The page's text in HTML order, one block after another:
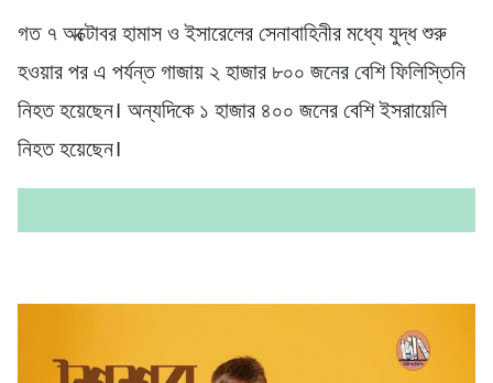
গত ৭ অক্টোবর হামাস ও ইসারেলের সেনাবাহিনীর মধ্যে যুদ্ধ শুরু
হওয়ার পর এ পর্যন্ত গাজায় ২ হাজার ৮০০ জনের বেশি ফিলিস্তিনি
নিহত হয়েছেন। অন্যদিকে ১ হাজার ৪০০ জনের বেশি ইসরায়েলি
নিহত হয়েছেন।